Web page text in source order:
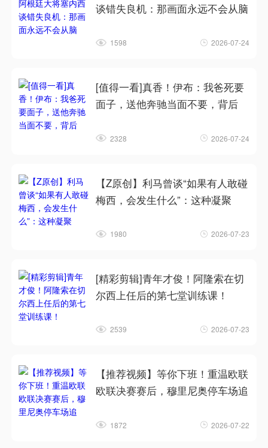
谈错失良机：那画面永远不会从脑
1598 2026-07-24
[值得一看]真香！伊布：我爸死要
面子，送他奔驰当面不要，背后
2328 2026-07-24
【Z原创】利马曾谈“如果有人敢碰
梅西，会发生什么”：这种凝聚
1980 2026-07-23
[精彩剪辑]青年才俊！阿隆索在切
尔西上任后的第七堂训练课！
2539 2026-07-23
【推荐视频】等你下班！重温欧联
欧联决赛赛后，穆里尼奥停车场追
1872 2026-07-22